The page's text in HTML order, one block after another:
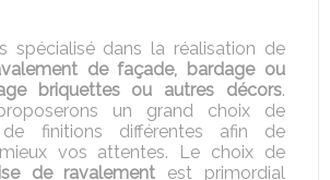
spécialisé dans la réalisation de
de façade, bardage ou
briquettes ou autres décors.
un grand choix de
finitions différentes afin de
vos attentes. Le choix de
de ravalement est primordial